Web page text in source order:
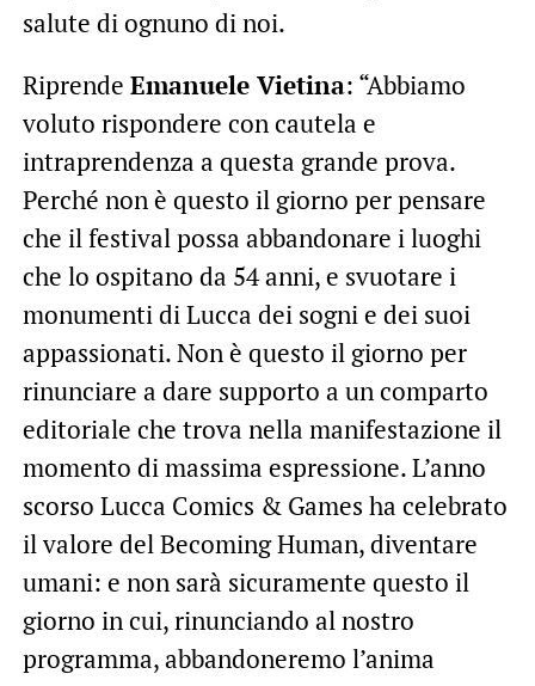
salute di ognuno di noi.
Riprende Emanuele Vietina: “Abbiamo
voluto rispondere con cautela e
intraprendenza a questa grande prova.
Perché non è questo il giorno per pensare
che il festival possa abbandonare i luoghi
che lo ospitano da 54 anni, e svuotare i
monumenti di Lucca dei sogni e dei suoi
appassionati. Non è questo il giorno per
rinunciare a dare supporto a un comparto
editoriale che trova nella manifestazione il
momento di massima espressione. L’anno
scorso Lucca Comics & Games ha celebrato
il valore del Becoming Human, diventare
umani: e non sarà sicuramente questo il
giorno in cui, rinunciando al nostro
programma, abbandoneremo l’anima